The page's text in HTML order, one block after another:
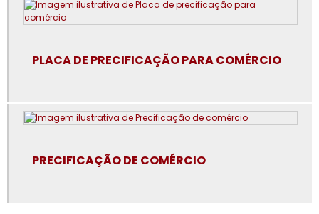
Consultoria em precificação
Display de mesa 10x15
PLACA DE PRECIFICAÇÃO PARA COMÉRCIO
PRECIFICAÇÃO DE COMÉRCIO